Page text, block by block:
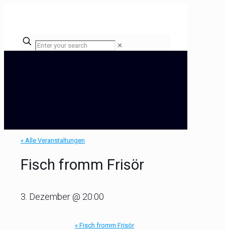
✕
« Alle Veranstaltungen
Fisch fromm Frisör
3. Dezember @ 20:00
« Fisch fromm Frisör